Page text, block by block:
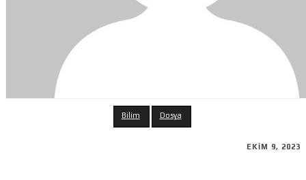
Bilim Dosya
EKIM 9, 2023